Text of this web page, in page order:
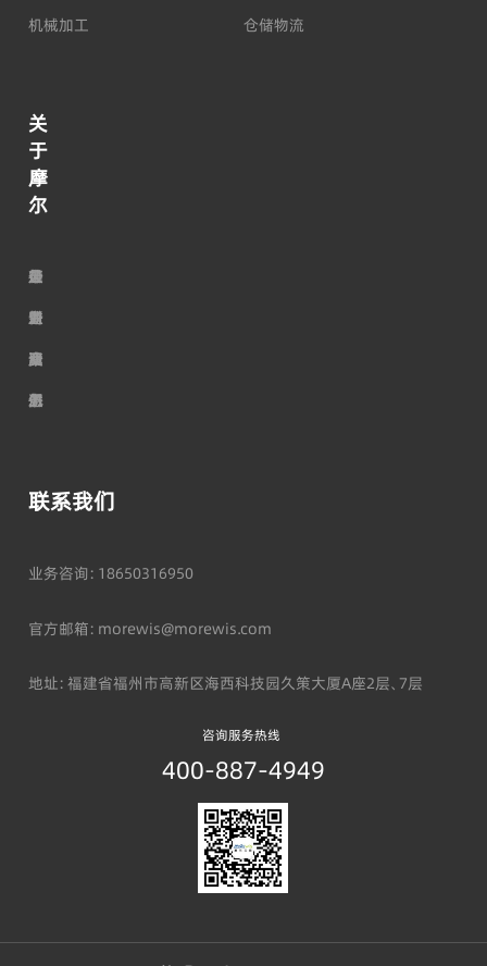
机械加工 仓储物流
关
于
摩
尔
走
进
摩
尔
荣
誉
资
质
公
司
服
务
最
新
动
态
行
业
资
讯
加
入
我
们
联系我们
业务咨询：18650316950
官方邮箱：morewis@morewis.com
地址：福建省福州市高新区海西科技园久策大厦A座2层、7层
咨询服务热线
400-887-4949